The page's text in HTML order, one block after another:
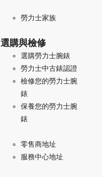
勞力士家族
選購與檢修
選購勞力士腕錶
勞力士中古錶認證
檢修您的勞力士腕
錶
保養您的勞力士腕
錶
零售商地址
服務中心地址